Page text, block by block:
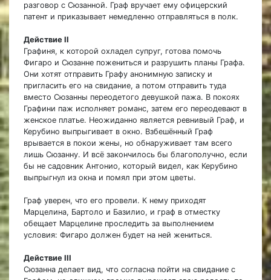
разговор с Сюзанной. Граф вручает ему офицерский
патент и приказывает немедленно отправляться в полк.
Действие II
Графиня, к которой охладел супруг, готова помочь
Фигаро и Сюзанне пожениться и разрушить планы Графа.
Они хотят отправить Графу анонимную записку и
пригласить его на свидание, а потом отправить туда
вместо Сюзанны переодетого девушкой пажа. В покоях
Графини паж исполняет романс, затем его переодевают в
женское платье. Неожиданно является ревнивый Граф, и
Керубино выпрыгивает в окно. Взбешённый Граф
врывается в покои жены, но обнаруживает там всего
лишь Сюзанну. И всё закончилось бы благополучно, если
бы не садовник Антонио, который видел, как Керубино
выпрыгнул из окна и помял при этом цветы.
Граф уверен, что его провели. К нему приходят
Марцелина, Бартоло и Базилио, и граф в отместку
обещает Марцелине проследить за выполнением
условия: Фигаро должен будет на ней жениться.
Действие III
Сюзанна делает вид, что согласна пойти на свидание с